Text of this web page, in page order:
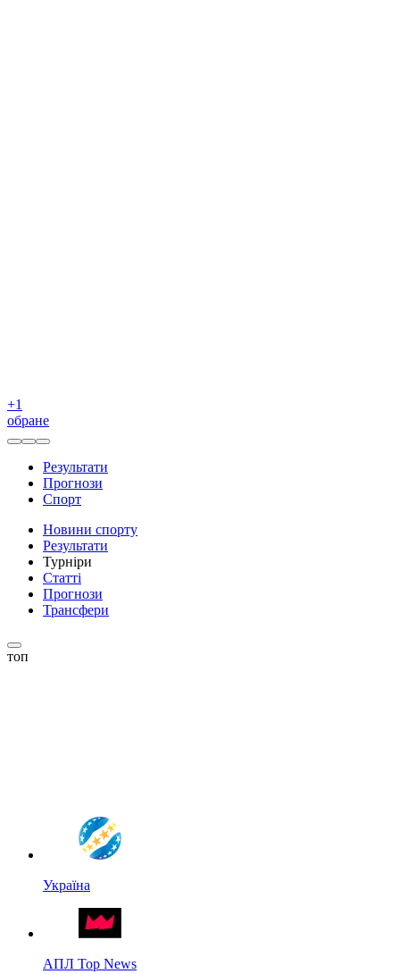
+1
обране
Результати
Прогнози
Спорт
Новини спорту
Результати
Турніри
Статті
Прогнози
Трансфери
топ
Україна
АПЛ Top News